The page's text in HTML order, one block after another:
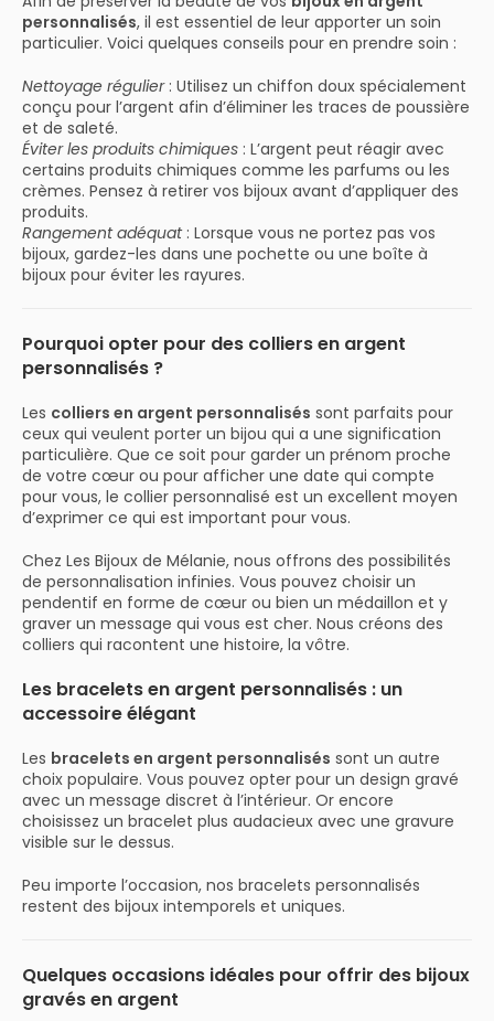
personnalisés, il est essentiel de leur apporter un soin
particulier. Voici quelques conseils pour en prendre soin :
Nettoyage régulier: Utilisez un chiffon doux spécialement
conçu pour l’argent afin d’éliminer les traces de poussière
et de saleté.
Éviter les produits chimiques : L’argent peut réagir avec
certains produits chimiques comme les parfums ou les
crèmes. Pensez à retirer vos bijoux avant d’appliquer des
produits.
Rangement adéquat : Lorsque vous ne portez pas vos
bijoux, gardez-les dans une pochette ou une boîte à
bijoux pour éviter les rayures.
Pourquoi opter pour des colliers en argent
personnalisés ?
Les colliers en argent personnalisés sont parfaits pour
ceux qui veulent porter un bijou qui a une signification
particulière. Que ce soit pour garder un prénom proche
de votre cœur ou pour afficher une date qui compte
pour vous, le collier personnalisé est un excellent moyen
d’exprimer ce qui est important pour vous.
Chez Les Bijoux de Mélanie, nous offrons des possibilités
de personnalisation infinies. Vous pouvez choisir un
pendentif en forme de cœur ou bien un médaillon et y
graver un message qui vous est cher. Nous créons des
colliers qui racontent une histoire, la vôtre.
Les bracelets en argent personnalisés : un
accessoire élégant
Les bracelets en argent personnalisés sont un autre
choix populaire. Vous pouvez opter pour un design gravé
avec un message discret à l’intérieur. Or encore
choisissez un bracelet plus audacieux avec une gravure
visible sur le dessus.
Peu importe l’occasion, nos bracelets personnalisés
restent des bijoux intemporels et uniques.
Quelques occasions idéales pour offrir des bijoux
gravés en argent